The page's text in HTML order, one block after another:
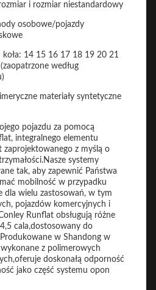
i rozmiar niestandardowy
osobowe/pojazdy
koła: 14 15 16 17 18 19 20 21
według
materiały syntetyczne
pojazdu za pomocą
integralnego elementu
zaprojektowanego z myślą o
systemy
tak, aby zapewnić Państwa
mobilność w przypadku
dla wielu zastosowań, w tym
pojazdów komercyjnych i
Runflat obsługują różne
cala,dostosowany do
w Shandong w
z polimerowych
doskonałą odporność
jako część systemu opon